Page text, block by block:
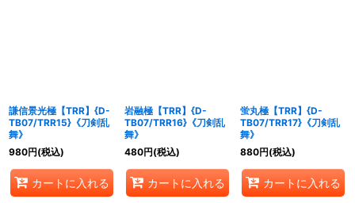
謙信景光極【TRR】{D-
TB07/TRR15}《刀剣乱
舞》
980円(税込)
カートに入れる
岩融極【TRR】{D-
TB07/TRR16}《刀剣乱
舞》
480円(税込)
カートに入れる
蛍丸極【TRR】{D-
TB07/TRR17}《刀剣乱
舞》
880円(税込)
カートに入れる